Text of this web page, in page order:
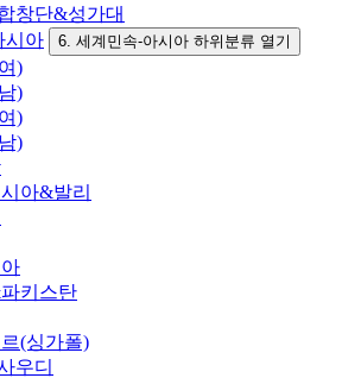
창단&성가대
시아
6. 세계민속-아시아 하위분류 열기
)
)
)
)
아&발리
키스탄
(싱가폴)
우디